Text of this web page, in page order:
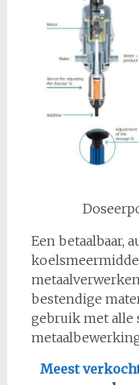
Een betaalbaar,
bestendige
gebruik met alle
Meest